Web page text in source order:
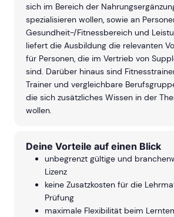
sich im Bereich der
spezialisieren wollen, sowie an
Gesundheit-/Fitnessbereich und
liefert die Ausbildung die relevanten
für Personen, die im Vertrieb von
sind. Darüber hinaus sind
Trainer und vergleichbare
die sich zusätzliches Wissen in der
wollen.
Deine Vorteile auf einen Blick
unbegrenzt gültige und
Lizenz
keine Zusatzkosten für die
Prüfung
maximale Flexibilität beim